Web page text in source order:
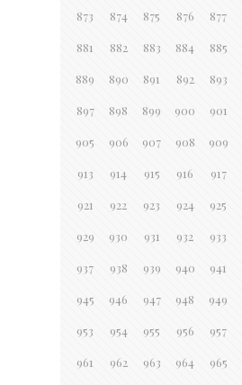
873 874 875 876 877
881 882 883 884 885
889 890 891 892 893
897 898 899 900 901
905 906 907 908 909
913 914 915 916 917
921 922 923 924 925
929 930 931 932 933
937 938 939 940 941
945 946 947 948 949
953 954 955 956 957
961 962 963 964 965